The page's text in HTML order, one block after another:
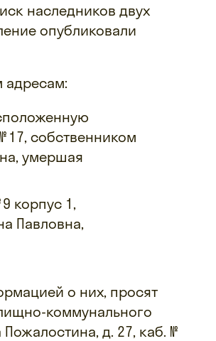
наследников двух
опубликовали
17, собственником
умершая
корпус 1,
Павловна,
о них, просят
коммунального
д. 27, каб. №